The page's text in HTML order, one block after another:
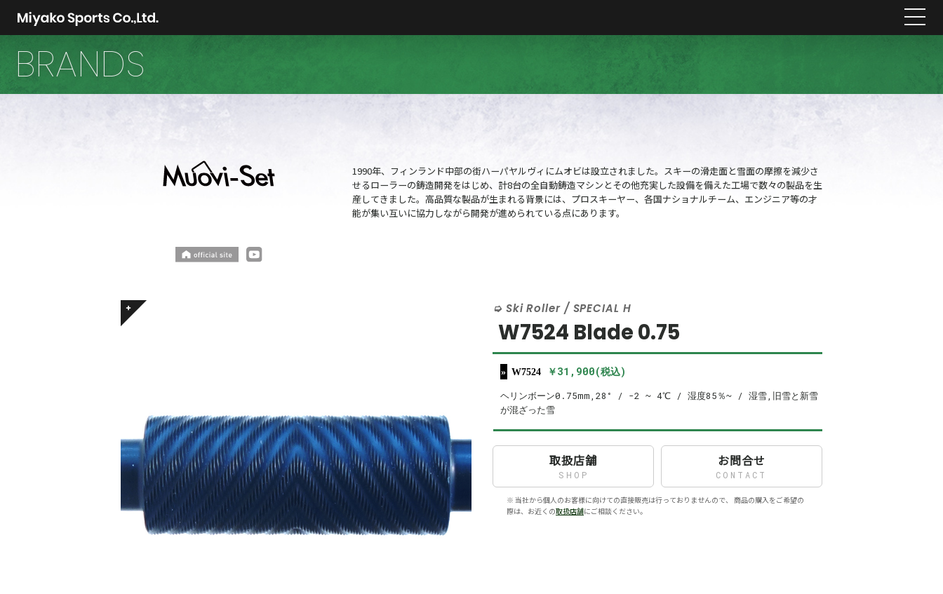
BRANDS
1990年、フィンランド中部の街ハーパヤルヴィにムオビは設立されました。スキーの滑走面と雪面の摩擦を減少さ
せるローラーの鋳造開発をはじめ、計8台の全自動鋳造マシンとその他充実した設備を備えた工場で数々の製品を生
産してきました。高品質な製品が生まれる背景には、プロスキーヤー、各国ナショナルチーム、エンジニア等の才
能が集い互いに協力しながら開発が進められている点にあります。
Ski Roller / SPECIAL H
W7524 Blade 0.75
W7524 ￥31,900(税込)
ヘリンボーン0.75mm,28° / -2 ~ 4℃ / 湿度85％~ / 湿雪,旧雪と新雪
が混ざった雪
取扱店舗
SHOP
お問合せ
CONTACT
※ 当社から個人のお客様に向けての直接販売は行っておりませんので、 商品の購入をご希望の
際は、お近くの取扱店舗にご相談ください。